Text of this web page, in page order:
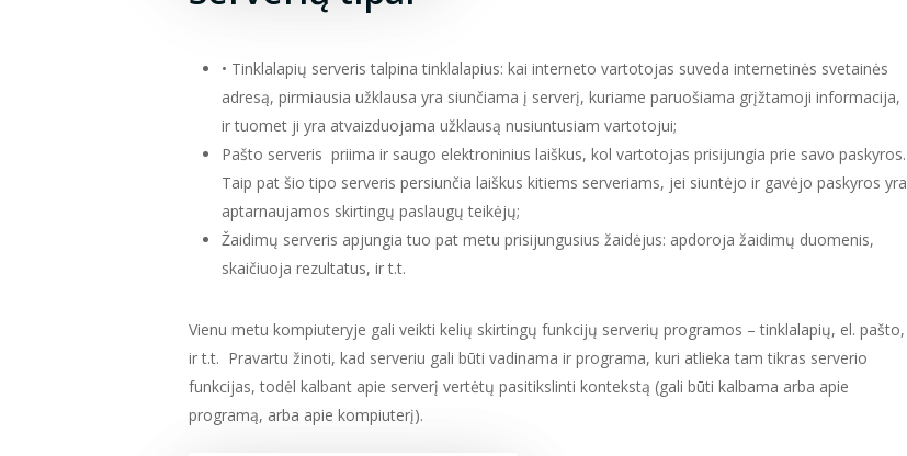
• Tinklalapių serveris talpina tinklalapius: kai interneto vartotojas suveda internetinės svetainės
adresą, pirmiausia užklausa yra siunčiama į serverį, kuriame paruošiama grįžtamoji informacija,
ir tuomet ji yra atvaizduojama užklausą nusiuntusiam vartotojui;
Pašto serveris priima ir saugo elektroninius laiškus, kol vartotojas prisijungia prie savo paskyros.
Taip pat šio tipo serveris persiunčia laiškus kitiems serveriams, jei siuntėjo ir gavėjo paskyros yra
aptarnaujamos skirtingų paslaugų teikėjų;
Žaidimų serveris apjungia tuo pat metu prisijungusius žaidėjus: apdoroja žaidimų duomenis,
skaičiuoja rezultatus, ir t.t.
Vienu metu kompiuteryje gali veikti kelių skirtingų funkcijų serverių programos – tinklalapių, el. pašto,
ir t.t. Pravartu žinoti, kad serveriu gali būti vadinama ir programa, kuri atlieka tam tikras serverio
funkcijas, todėl kalbant apie serverį vertėtų pasitikslinti kontekstą (gali būti kalbama arba apie
programą, arba apie kompiuterį).